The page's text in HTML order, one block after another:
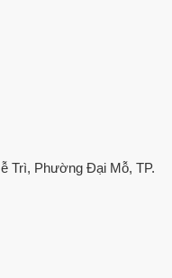
Trì, Phường Đại Mỗ, TP.